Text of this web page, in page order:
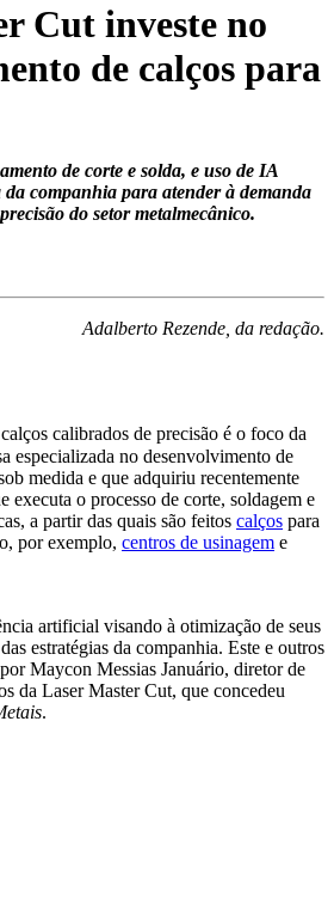
Cut investe no
de calços para
de corte e solda, e uso de IA
da companhia para atender à demanda
do setor metalmecânico.
Adalberto Rezende, da redação.
calibrados de precisão é o foco da
especializada no desenvolvimento de
medida e que adquiriu recentemente
executa o processo de corte, soldagem e
a partir das quais são feitos calços para
por exemplo, centros de usinagem e
artificial visando à otimização de seus
estratégias da companhia. Este e outros
Maycon Messias Januário, diretor de
da Laser Master Cut, que concedeu
.